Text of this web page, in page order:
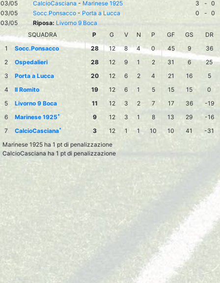
03/05
CalcioCasciana - Marinese 1925 3 - 0
03/05
Socc.Ponsacco - Porta a Lucca 0 - 0
03/05
Riposa: Livorno 9 Boca
SQUADRA
P G V N P GF GS
DR
1
Socc.Ponsacco 28 12 8 4 0 45 9
36
2
Ospedalieri 28 12 9 1 2 31 6
25
3
Porta a Lucca 20 12 6 2 4 21 16
5
4
Il Romito 19 12 6 1 5 15 15
0
5
Livorno 9 Boca 11 12 3 2 7 17 36
-19
6
Marinese 1925* 9 12 3 1 8 13 29
-16
7
CalcioCasciana* 3 12 1 1 10 10 41
-31
Marinese 1925 ha 1 pt di penalizzazione
CalcioCasciana ha 1 pt di penalizzazione